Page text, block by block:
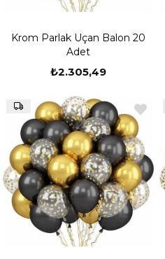
Krom Parlak Uçan Balon 20
Adet
₺2.305,49